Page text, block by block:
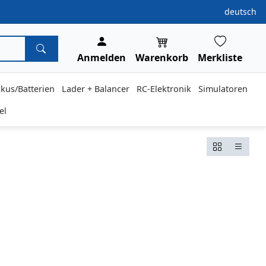
deutsch
Anmelden Warenkorb Merkliste
Batterien Lader + Balancer RC-Elektronik
Simulatoren